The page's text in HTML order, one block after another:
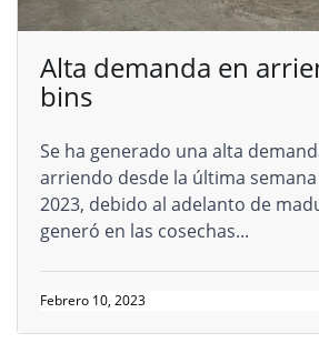
Alta demanda en
bins
Se ha generado una alta
arriendo desde la última
2023, debido al adelanto de
generó en las cosechas...
Febrero 10, 2023